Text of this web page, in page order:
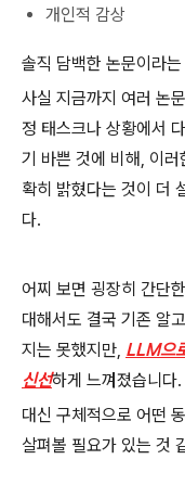
개인적 감상
솔직 담백한 논문이라
사실 지금까지 여러 논
정 태스크나 상황에서
기 바쁜 것에 비해, 이
확히 밝혔다는 것이 더
다.
어찌 보면 굉장히 간단
대해서도 결국 기존 알
지는 못했지만, LLM으
신선하게 느껴졌습니다.
대신 구체적으로 어떤
살펴볼 필요가 있는 것